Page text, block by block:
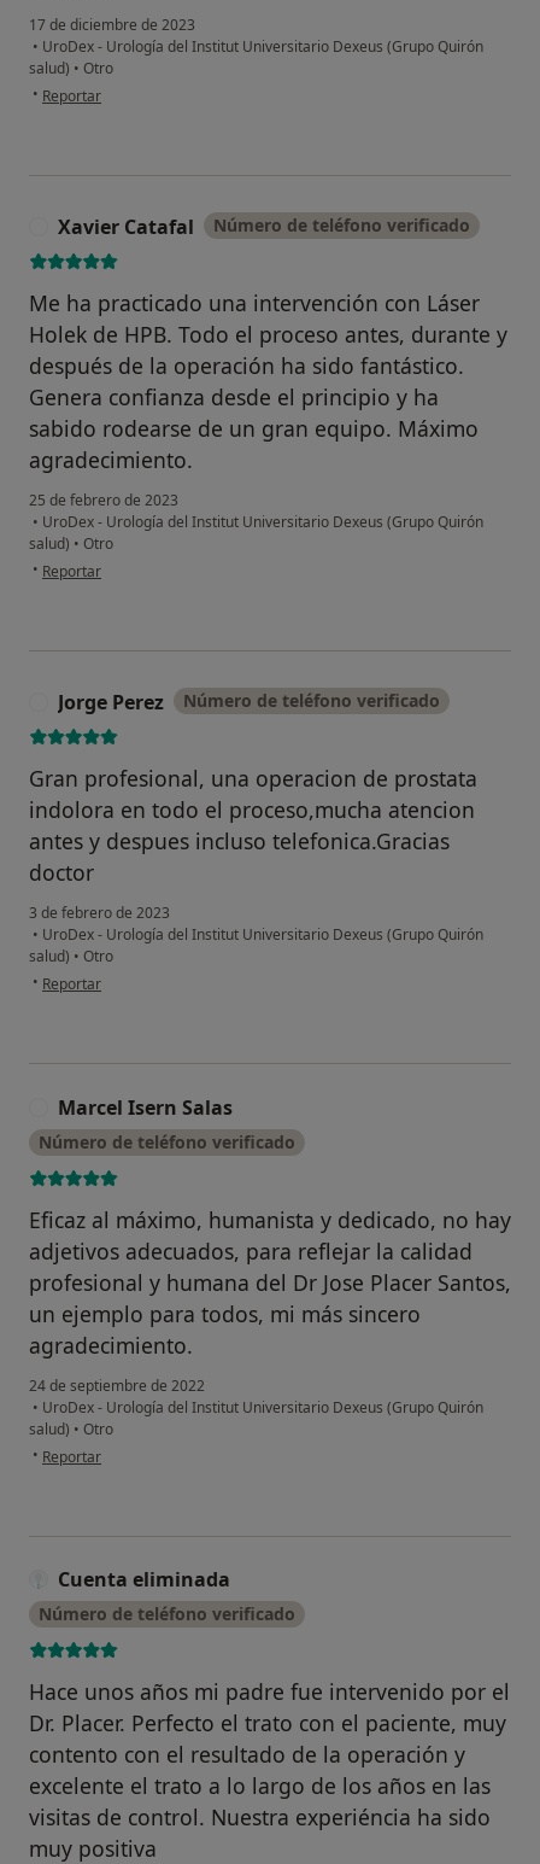
17 de diciembre de 2023
• UroDex - Urología del Institut Universitario Dexeus (Grupo Quirón
salud) • Otro
• en opinión del usuario Xavier Parladé
Reportar
Xavier Catafal Número de teléfono verificado
Me ha practicado una intervención con Láser
Holek de HPB. Todo el proceso antes, durante y
después de la operación ha sido fantástico.
Genera confianza desde el principio y ha
sabido rodearse de un gran equipo. Máximo
agradecimiento.
25 de febrero de 2023
• UroDex - Urología del Institut Universitario Dexeus (Grupo Quirón
salud) • Otro
• en opinión del usuario Xavier Catafal
Reportar
Jorge Perez Número de teléfono verificado
Gran profesional, una operacion de prostata
indolora en todo el proceso,mucha atencion
antes y despues incluso telefonica.Gracias
doctor
3 de febrero de 2023
• UroDex - Urología del Institut Universitario Dexeus (Grupo Quirón
salud) • Otro
• en opinión del usuario Jorge Perez
Reportar
Marcel Isern Salas
Número de teléfono verificado
Eficaz al máximo, humanista y dedicado, no hay
adjetivos adecuados, para reflejar la calidad
profesional y humana del Dr Jose Placer Santos,
un ejemplo para todos, mi más sincero
agradecimiento.
24 de septiembre de 2022
• UroDex - Urología del Institut Universitario Dexeus (Grupo Quirón
salud) • Otro
• en opinión del usuario Marcel Isern Salas
Reportar
Cuenta eliminada
Número de teléfono verificado
Hace unos años mi padre fue intervenido por el
Dr. Placer. Perfecto el trato con el paciente, muy
contento con el resultado de la operación y
excelente el trato a lo largo de los años en las
visitas de control. Nuestra experiéncia ha sido
muy positiva